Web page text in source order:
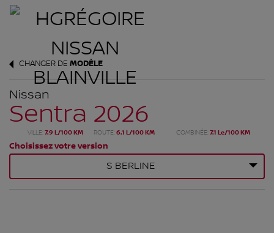
CHANGER DE MODÈLE
Nissan
Sentra 2026
VILLE: 7.9 L/100 KM ROUTE: 6.1 L/100 KM COMBINÉE: 7.1 Le/100 KM
Choisissez votre version
S BERLINE